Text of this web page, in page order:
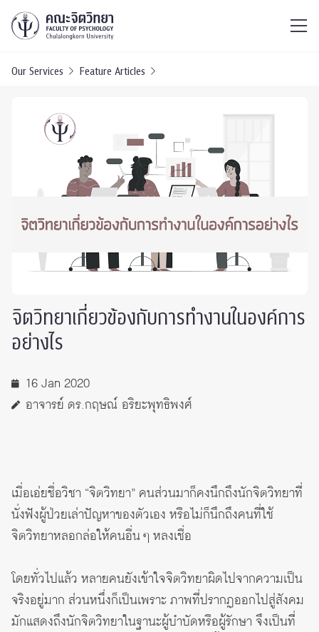
Our Services Feature Articles
จิตวิทยาเกี่ยวข้องกับการทำงานในองค์การ
อย่างไร
16 Jan 2020
อาจารย์ ดร.กฤษณ์ อริยะพุทธิพงศ์
เมื่อเอ่ยชื่อวิชา “จิตวิทยา” คนส่วนมาก็คงนึกถึงนักจิตวิทยาที่
นั่งฟังผู้ป่วยเล่าปัญหาของตัวเอง หรือไม่ก็นึกถึงคนที่ใช้
จิตวิทยาหลอกล่อให้คนอื่น ๆ หลงเชื่อ
โดยทั่วไปแล้ว หลายคนยังเข้าใจจิตวิทยาผิดไปจากความเป็น
จริงอยู่มาก ส่วนหนึ่งก็เป็นเพราะ ภาพที่ปรากฏออกไปสู่สังคม
มักแสดงถึงนักจิตวิทยาในฐานะผู้บำบัดหรือผู้รักษา จึงเป็นที่